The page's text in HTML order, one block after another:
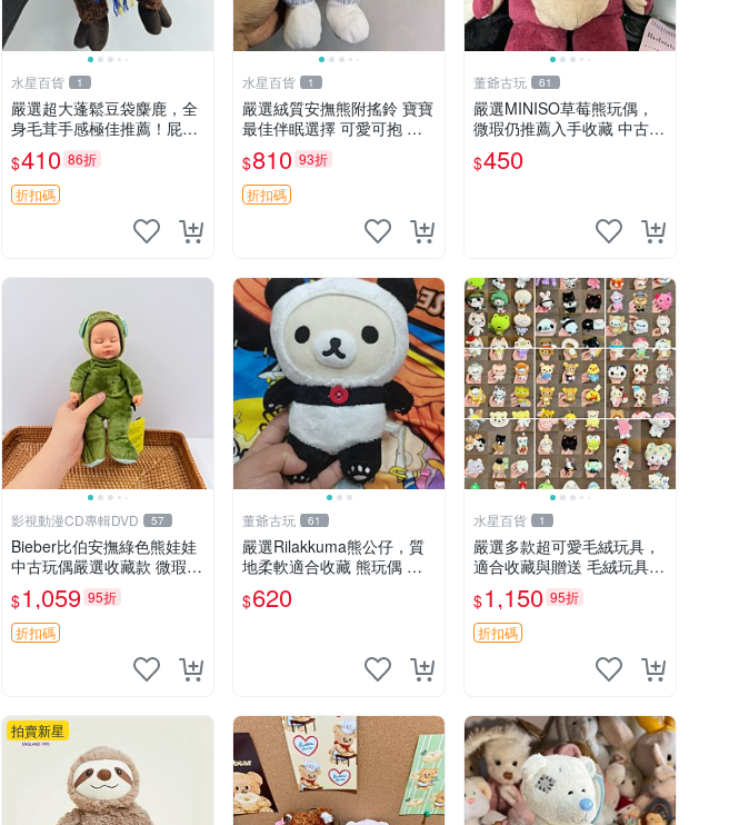
水星百貨 1
嚴選超大蓬鬆豆袋麋鹿，全
身毛茸手感極佳推薦！屁股
與四肢填充均勻，適合收藏
與孩童共賞。 麋鹿 豆袋 毛
茸玩具
$410 86折
折扣碼
水星百貨 1
嚴選絨質安撫熊附搖鈴 寶寶
最佳伴眠選擇 可愛可抱 絨
毛玩具 安撫熊 嬰兒用
$810 93折
折扣碼
董爺古玩 61
嚴選MINISO草莓熊玩偶，
微瑕仍推薦入手收藏 中古 M
INISO 草莓熊 玩具 收藏
$450
影視動漫CD專輯DVD 57
Bieber比伯安撫綠色熊娃娃
中古玩偶嚴選收藏款 微瑕輕
度使用 Bieber綠熊娃娃 中
古玩偶 微瑕
$1,059 95折
折扣碼
董爺古玩 61
嚴選Rilakkuma熊公仔，質
地柔軟適合收藏 熊玩偶 柔
軟 公仔 收藏
$620
水星百貨 1
嚴選多款超可愛毛絨玩具，
適合收藏與贈送 毛絨玩具、
抱枕、公仔
$1,150 95折
折扣碼
拍賣新星